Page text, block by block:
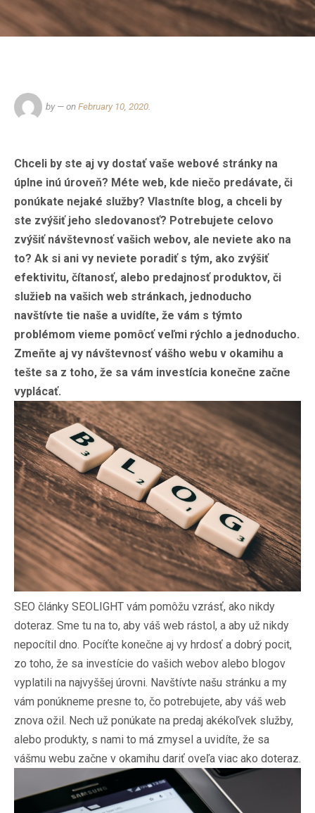
by — on February 10, 2020
Chceli by ste aj vy dostať vaše webové stránky na
úplne inú úroveň? Méte web, kde niečo predávate, či
ponúkate nejaké služby? Vlastníte blog, a chceli by
ste zvýšiť jeho sledovanosť? Potrebujete celovo
zvýšiť návštevnosť vašich webov, ale neviete ako na
to? Ak si ani vy neviete poradiť s tým, ako zvýšiť
efektivitu, čítanosť, alebo predajnosť produktov, či
služieb na vašich web stránkach, jednoducho
navštívte tie naše a uvidíte, že vám s týmto
problémom vieme pomôcť veľmi rýchlo a jednoducho.
Zmeňte aj vy návštevnosť vášho webu v okamihu a
tešte sa z toho, že sa vám investícia konečne začne
vyplácať.
SEO články SEOLIGHT vám pomôžu vzrásť, ako nikdy
doteraz. Sme tu na to, aby váš web rástol, a aby už nikdy
nepocítil dno. Pocíťte konečne aj vy hrdosť a dobrý pocit,
zo toho, že sa investície do vašich webov alebo blogov
vyplatili na najvyššej úrovni. Navštívte našu stránku a my
vám ponúkneme presne to, čo potrebujete, aby váš web
znova ožil. Nech už ponúkate na predaj akékoľvek služby,
alebo produkty, s nami to má zmysel a uvidíte, že sa
vášmu webu začne v okamihu dariť oveľa viac ako doteraz.